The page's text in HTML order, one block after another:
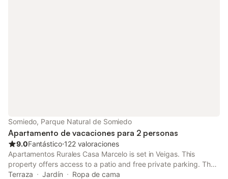
Somiedo, Parque Natural de Somiedo
Apartamento de vacaciones para 2 personas
9.0Fantástico⋅122 valoraciones
Apartamentos Rurales Casa Marcelo is set in Veigas. This
property offers access to a patio and free private parking. The
apartment has family rooms.
Terraza Jardín
Ropa de cama